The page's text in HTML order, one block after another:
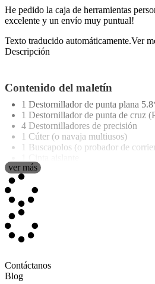
He pedido la caja de herramientas
excelente y un envío muy puntual!
Texto traducido automáticamente.Ver
Descripción
Contenido del maletín
1 Destornillador de punta plana
1 Destornillador de punta de cruz
4 Destornilladores de precisión
1 Cúter (o navaja multiusos)
1 Buscapolos (o probador de
1 Mango de carraca (o trinquete)
9 Puntas de destornillador de 25 mm
1 Adaptador para puntas (Bit ADA)
9 Llaves de vaso de 1/4": 5-13 mm
8 Llaves Allen: 1.5-6 mm
1 Sierra pequeña
1 Cinta métrica: 3 m
1 Alicate de punta fina: 6"
1 Llave ajustable: 8"
1 Martillo de garra
ver más
Contáctanos
Blog